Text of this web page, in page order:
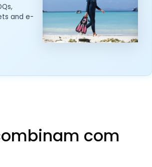
and e-
com